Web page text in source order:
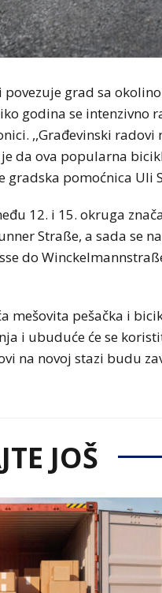
grad sa
godina se intenzivno
,,Građevinski
da ova popularna
gradska pomoćnica Uli
12. i 15. okruga
Straße, a sada se
do
mešovita pešačka i
i ubuduće će se
na novoj stazi budu
JOŠ